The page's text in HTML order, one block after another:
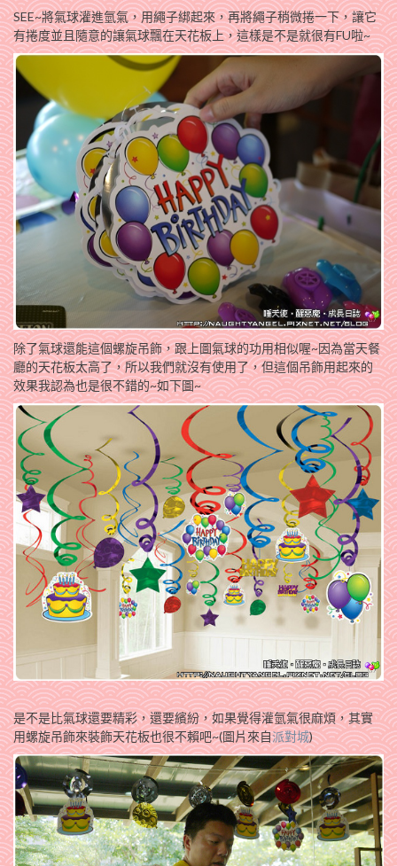
SEE~將氣球灌進氫氣，用繩子綁起來，再將繩子稍微捲一下，讓它
有捲度並且隨意的讓氣球飄在天花板上，這樣是不是就很有FU啦~
除了氣球還能這個螺旋吊飾，跟上圖氣球的功用相似喔~因為當天餐
廳的天花板太高了，所以我們就沒有使用了，但這個吊飾用起來的
效果我認為也是很不錯的~如下圖~
是不是比氣球還要精彩，還要繽紛，如果覺得灌氫氣很麻煩，其實
用螺旋吊飾來裝飾天花板也很不賴吧~(圖片來自派對城)